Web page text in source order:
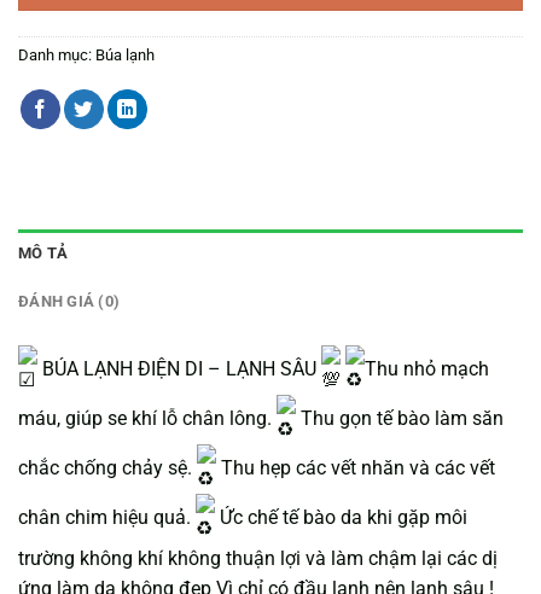
Danh mục: Búa lạnh
MÔ TẢ
ĐÁNH GIÁ (0)
BÚA LẠNH ĐIỆN DI – LẠNH SÂU Thu nhỏ mạch
máu, giúp se khí lỗ chân lông. Thu gọn tế bào làm săn
chắc chống chảy sệ. Thu hẹp các vết nhăn và các vết
chân chim hiệu quả.
Ức chế tế bào da khi gặp môi
trường không khí không thuận lợi và làm chậm lại các dị
ứng làm da không đẹp Vì chỉ có đầu lạnh nên lạnh sâu !